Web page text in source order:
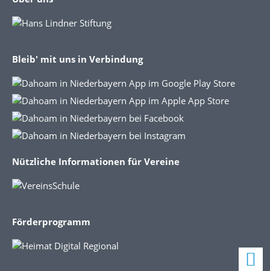
Bleib' mit uns in Verbindung
Nützliche Informationen für Vereine
Förderprogramm